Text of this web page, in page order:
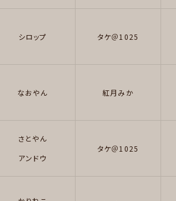
シロップ タケ＠1025
なおやん 紅月みか
さとやん
アンドウ
タケ＠1025